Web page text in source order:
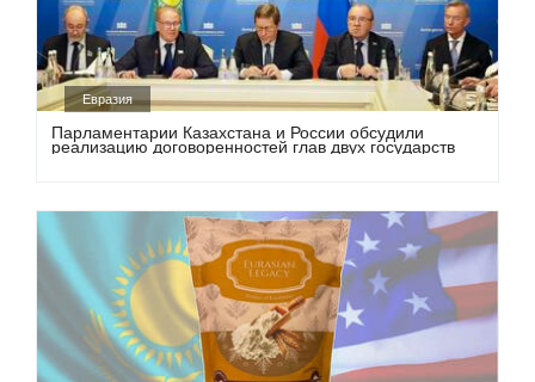
Евразия
Парламентарии Казахстана и России обсудили
реализацию договоренностей глав двух государств